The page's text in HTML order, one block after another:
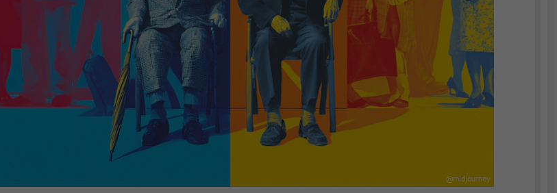
@midjourney